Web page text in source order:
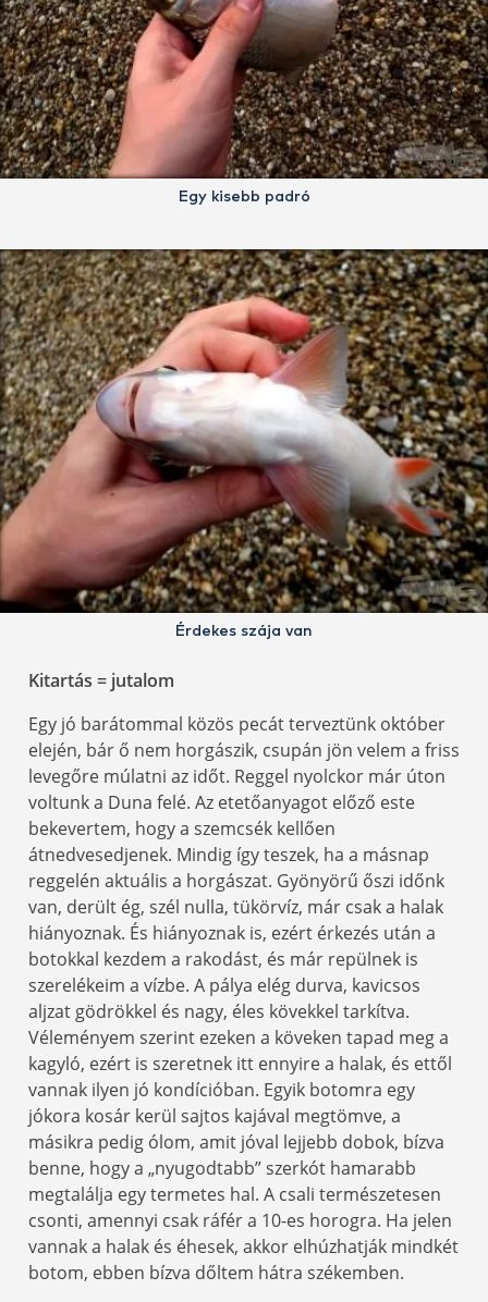
Egy kisebb padró
Érdekes szája van
Kitartás = jutalom
Egy jó barátommal közös pecát terveztünk október
elején, bár ő nem horgászik, csupán jön velem a friss
levegőre múlatni az időt. Reggel nyolckor már úton
voltunk a Duna felé. Az etetőanyagot előző este
bekevertem, hogy a szemcsék kellően
átnedvesedjenek. Mindig így teszek, ha a másnap
reggelén aktuális a horgászat. Gyönyörű őszi időnk
van, derült ég, szél nulla, tükörvíz, már csak a halak
hiányoznak. És hiányoznak is, ezért érkezés után a
botokkal kezdem a rakodást, és már repülnek is
szerelékeim a vízbe. A pálya elég durva, kavicsos
aljzat gödrökkel és nagy, éles kövekkel tarkítva.
Véleményem szerint ezeken a köveken tapad meg a
kagyló, ezért is szeretnek itt ennyire a halak, és ettől
vannak ilyen jó kondícióban. Egyik botomra egy
jókora kosár kerül sajtos kajával megtömve, a
másikra pedig ólom, amit jóval lejjebb dobok, bízva
benne, hogy a „nyugodtabb” szerkót hamarabb
megtalálja egy termetes hal. A csali természetesen
csonti, amennyi csak ráfér a 10-es horogra. Ha jelen
vannak a halak és éhesek, akkor elhúzhatják mindkét
botom, ebben bízva dőltem hátra székemben.